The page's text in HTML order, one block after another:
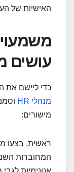
האישיות של
עושים
כדי ליישם את
מנהלי HR
מישורים:
ראשית, בצעו